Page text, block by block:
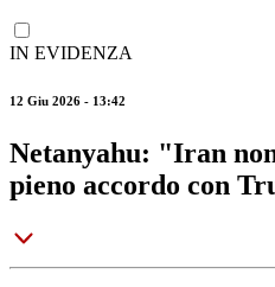
IN EVIDENZA
12 Giu 2026 - 13:42
Netanyahu: "Iran
pieno accordo con